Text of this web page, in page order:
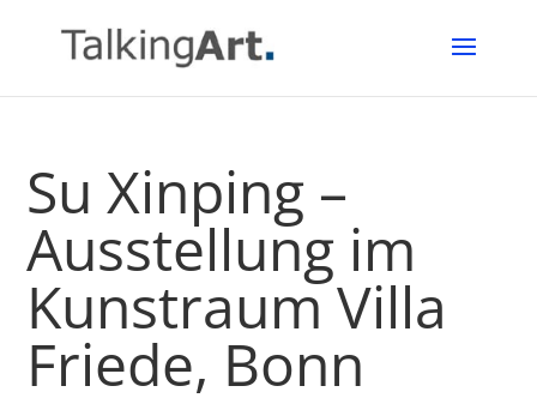
Su Xinping –
Ausstellung im
Kunstraum Villa
Friede, Bonn